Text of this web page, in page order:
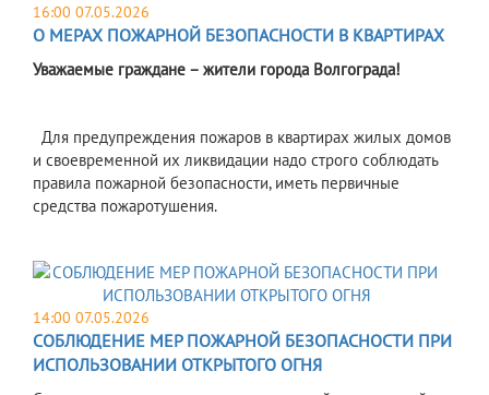
16:00 07.05.2026
О МЕРАХ ПОЖАРНОЙ БЕЗОПАСНОСТИ В КВАРТИРАХ
Уважаемые граждане – жители города Волгограда!
Для предупреждения пожаров в квартирах жилых домов
и своевременной их ликвидации надо строго соблюдать
правила пожарной безопасности, иметь первичные
средства пожаротушения.
14:00 07.05.2026
СОБЛЮДЕНИЕ МЕР ПОЖАРНОЙ БЕЗОПАСНОСТИ ПРИ
ИСПОЛЬЗОВАНИИ ОТКРЫТОГО ОГНЯ